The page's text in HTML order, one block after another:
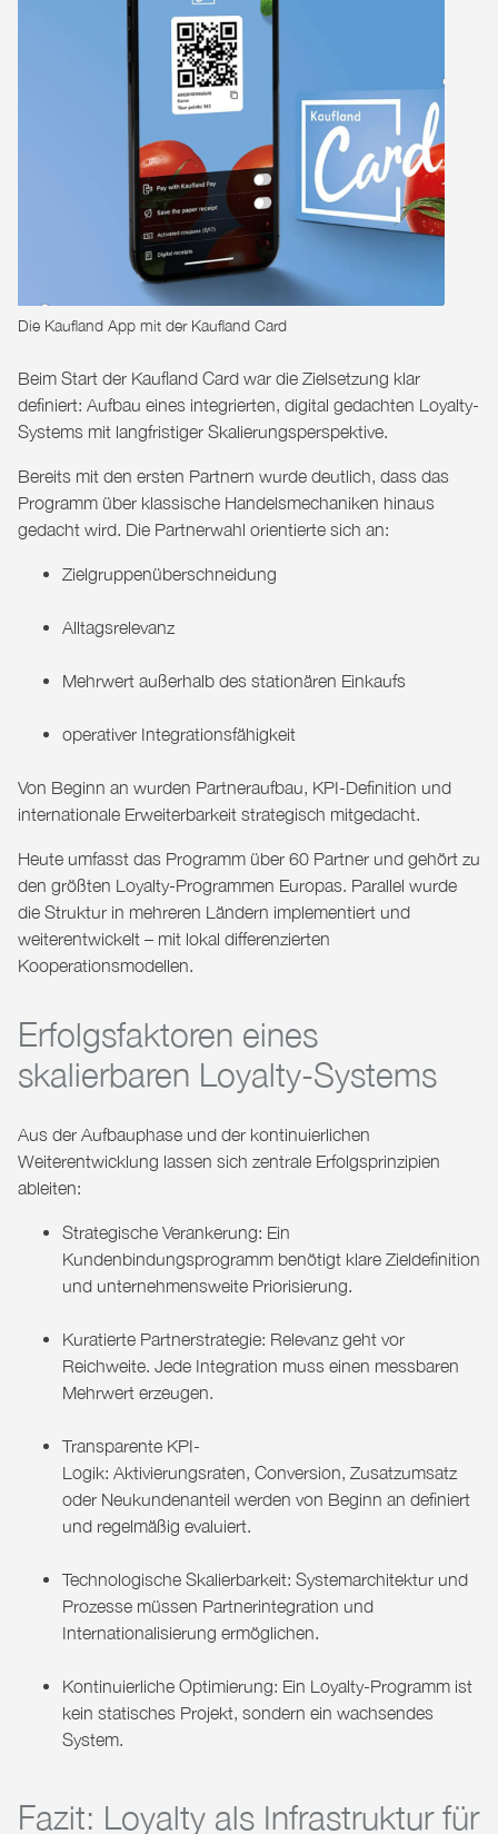
Die Kaufland App mit der Kaufland Card
Beim Start der Kaufland Card war die Zielsetzung klar
definiert: Aufbau eines integrierten, digital gedachten Loyalty-
Systems mit langfristiger Skalierungsperspektive.
Bereits mit den ersten Partnern wurde deutlich, dass das
Programm über klassische Handelsmechaniken hinaus
gedacht wird. Die Partnerwahl orientierte sich an:
Zielgruppenüberschneidung
Alltagsrelevanz
Mehrwert außerhalb des stationären Einkaufs
operativer Integrationsfähigkeit
Von Beginn an wurden Partneraufbau, KPI-Definition und
internationale Erweiterbarkeit strategisch mitgedacht.
Heute umfasst das Programm über 60 Partner und gehört zu
den größten Loyalty-Programmen Europas. Parallel wurde
die Struktur in mehreren Ländern implementiert und
weiterentwickelt – mit lokal differenzierten
Kooperationsmodellen.
Erfolgsfaktoren eines
skalierbaren Loyalty-Systems
Aus der Aufbauphase und der kontinuierlichen
Weiterentwicklung lassen sich zentrale Erfolgsprinzipien
ableiten:
Strategische Verankerung: Ein
Kundenbindungsprogramm benötigt klare Zieldefinition
und unternehmensweite Priorisierung.
Kuratierte Partnerstrategie: Relevanz geht vor
Reichweite. Jede Integration muss einen messbaren
Mehrwert erzeugen.
Transparente KPI-
Logik: Aktivierungsraten, Conversion, Zusatzumsatz
oder Neukundenanteil werden von Beginn an definiert
und regelmäßig evaluiert.
Technologische Skalierbarkeit: Systemarchitektur und
Prozesse müssen Partnerintegration und
Internationalisierung ermöglichen.
Kontinuierliche Optimierung: Ein Loyalty-Programm ist
kein statisches Projekt, sondern ein wachsendes
System.
Fazit: Loyalty als Infrastruktur für